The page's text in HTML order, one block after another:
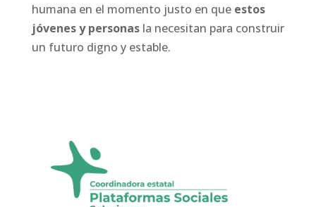
humana en el momento justo en que estos
jóvenes y personasla necesitan para construir
un futuro digno y estable.